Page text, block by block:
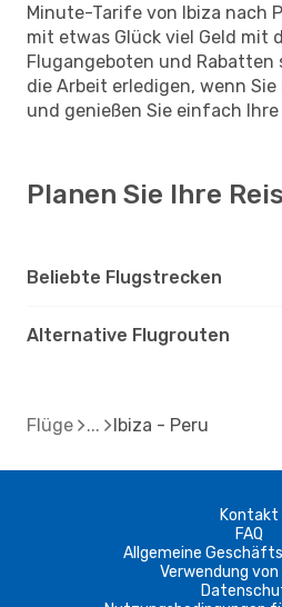
Minute-Tarife von Ibiza nach
mit etwas Glück viel Geld mit
Flugangeboten und Rabatten
die Arbeit erledigen, wenn Sie
und genießen Sie einfach Ihre
Planen Sie Ihre
Beliebte Flugstrecken
Alternative Flugrouten
Flüge Ibiza - Peru
Kontakt
FAQ
Allgemeine
Verwendung von